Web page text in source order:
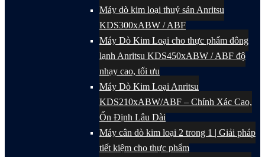
Máy dò kim loại thuỷ sản Anritsu
KDS300xABW / ABF
Máy Dò Kim Loại cho thực phẩm đông
lạnh Anritsu KDS450xABW / ABF độ
nhạy cao, tối ưu
Máy Dò Kim Loại Anritsu
KDS210xABW/ABF – Chính Xác Cao,
Ổn Định Lâu Dài
Máy cân dò kim loại 2 trong 1 | Giải pháp
tiết kiệm cho thực phẩm